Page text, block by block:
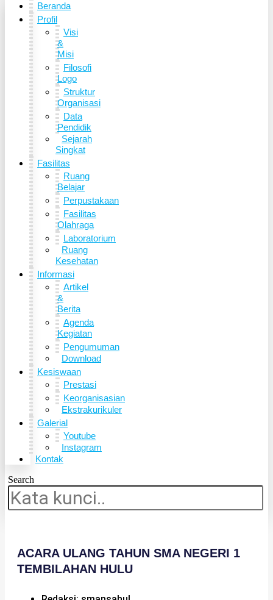
Beranda
Profil
Visi
&
Misi
Filosofi
Logo
Struktur
Organisasi
Data
Pendidik
Sejarah
Singkat
Fasilitas
Ruang
Belajar
Perpustakaan
Fasilitas
Olahraga
Laboratorium
Ruang
Kesehatan
Informasi
Artikel
&
Berita
Agenda
Kegiatan
Pengumuman
Download
Kesiswaan
Prestasi
Keorganisasian
Ekstrakurikuler
Galerial
Youtube
Instagram
Kontak
Search
ACARA ULANG TAHUN SMA NEGERI 1
TEMBILAHAN HULU